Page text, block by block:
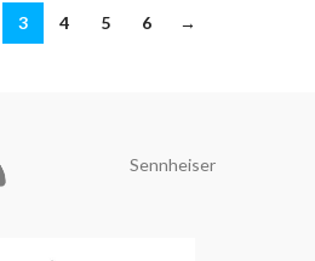
3 4 5 6 →
Sennheiser